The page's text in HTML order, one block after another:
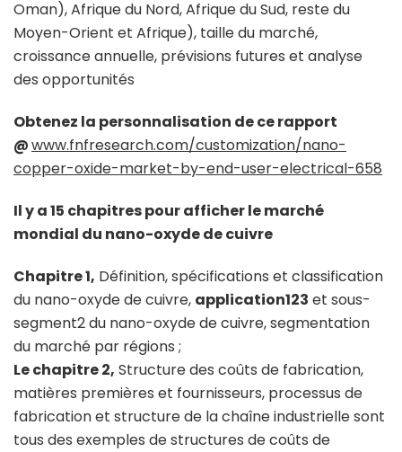
Oman), Afrique du Nord, Afrique du Sud, reste du
Moyen-Orient et Afrique), taille du marché,
croissance annuelle, prévisions futures et analyse
des opportunités
Obtenez la personnalisation de ce rapport
@www.fnfresearch.com/customization/nano-
copper-oxide-market-by-end-user-electrical-658
Il y a 15 chapitres pour afficher le marché
mondial du nano-oxyde de cuivre
Chapitre 1, Définition, spécifications et classification
du nano-oxyde de cuivre, application123 et sous-
segment2 du nano-oxyde de cuivre, segmentation
du marché par régions ;
Le chapitre 2, Structure des coûts de fabrication,
matières premières et fournisseurs, processus de
fabrication et structure de la chaîne industrielle sont
tous des exemples de structures de coûts de